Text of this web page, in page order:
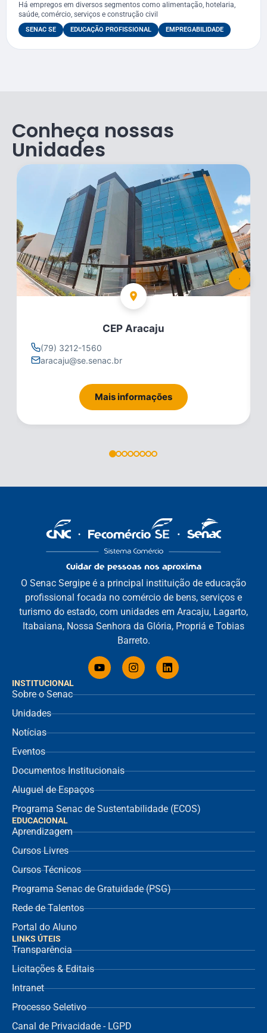
Há empregos em diversos segmentos como alimentação, hotelaria,
saúde, comércio, serviços e construção civil
SENAC SE EDUCAÇÃO PROFISSIONAL EMPREGABILIDADE
Conheça nossas
Unidades
CEP Aracaju
(79) 3212-1560
aracaju@se.senac.br
Mais informações
INSTITUCIONAL
Sobre o Senac
Unidades
Notícias
Eventos
Documentos Institucionais
Aluguel de Espaços
Programa Senac de Sustentabilidade (ECOS)
EDUCACIONAL
Aprendizagem
Cursos Livres
Cursos Técnicos
Programa Senac de Gratuidade (PSG)
Rede de Talentos
Portal do Aluno
O Senac Sergipe é a principal instituição de educação
profissional focada no comércio de bens, serviços e
turismo do estado, com unidades em Aracaju, Lagarto,
Itabaiana, Nossa Senhora da Glória, Propriá e Tobias
Barreto.
LINKS ÚTEIS
Transparência
Licitações & Editais
Intranet
Processo Seletivo
Canal de Privacidade - LGPD